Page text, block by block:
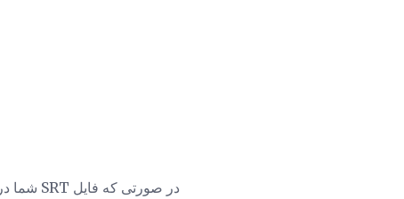
در صورتی که فایل SRT شما در برنامه دیگری باز می شود، از